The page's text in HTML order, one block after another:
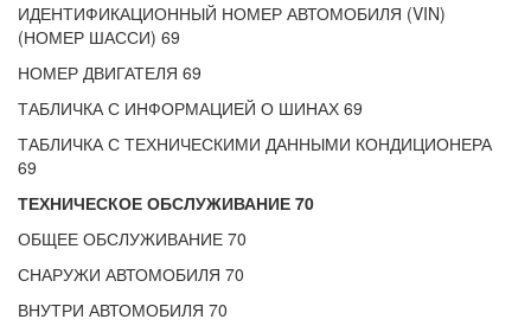
ИДЕНТИФИКАЦИОННЫЙ НОМЕР АВТОМОБИЛЯ (VIN)
(НОМЕР ШАССИ) 69
НОМЕР ДВИГАТЕЛЯ 69
ТАБЛИЧКА С ИНФОРМАЦИЕЙ О ШИНАХ 69
ТАБЛИЧКА С ТЕХНИЧЕСКИМИ ДАННЫМИ КОНДИЦИОНЕРА
69
ТЕХНИЧЕСКОЕ ОБСЛУЖИВАНИЕ 70
ОБЩЕЕ ОБСЛУЖИВАНИЕ 70
СНАРУЖИ АВТОМОБИЛЯ 70
ВНУТРИ АВТОМОБИЛЯ 70